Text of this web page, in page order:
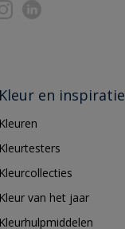
Kleur en inspiratie
Kleuren
Kleurtesters
Kleurcollecties
Kleur van het jaar
Kleurhulpmiddelen